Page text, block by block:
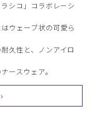
シコ」コラボレーシ
ウェーブ状の可愛ら
久性と、ノンアイロ
ースウェア。